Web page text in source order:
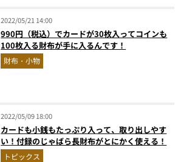
2022/05/21 14:00
990円（税込）でカードが30枚入ってコインも
100枚入る財布が手に入るんです！
財布・小物
2022/05/09 18:00
カードも小銭もたっぷり入って、取り出しやす
い！付録のじゃばら長財布がとにかく使える！
トピックス